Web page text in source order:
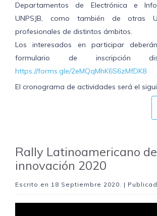
Departamentos de Electrónica e
UNPSJB, como también de otras
profesionales de distintos ámbitos.
Los interesados en participar
formulario de inscripción
https://forms.gle/2eMQqMhK6S6zMfDK8
El cronograma de actividades será el
Rally Latinoamericano de
innovación 2020
Escrito en 18 Septiembre 2020. |